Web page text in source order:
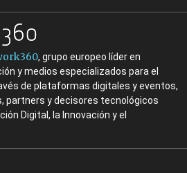
, grupo europeo líder en
y medios especializados para el
de plataformas digitales y eventos,
partners y decisores tecnológicos
Digital, la Innovación y el